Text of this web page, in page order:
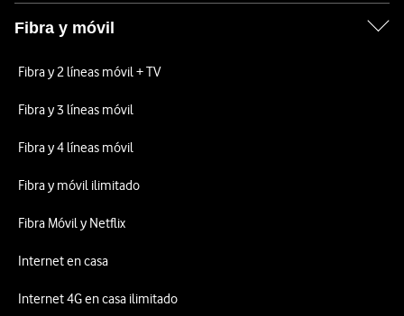
Fibra y móvil
Fibra y 2 líneas móvil + TV
Fibra y 3 líneas móvil
Fibra y 4 líneas móvil
Fibra y móvil ilimitado
Fibra Móvil y Netflix
Internet en casa
Internet 4G en casa ilimitado